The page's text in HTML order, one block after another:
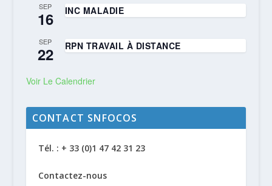
SEP
16 INC MALADIE
SEP
22 RPN TRAVAIL À DISTANCE
Voir Le Calendrier
CONTACT SNFOCOS
Tél. : + 33 (0)1 47 42 31 23
Contactez-nous